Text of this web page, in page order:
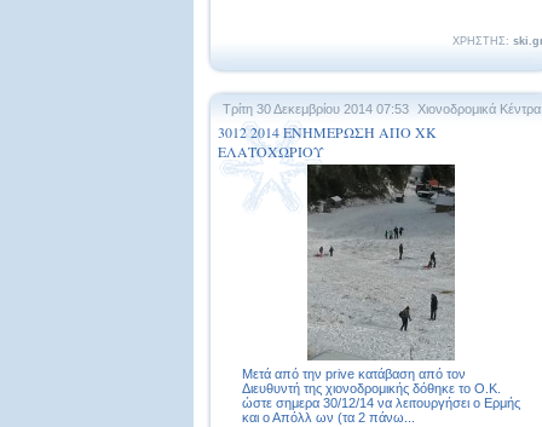
ΧΡΗΣΤΗΣ:
Τρίτη 30 Δεκεμβρίου 2014 07:53 Χιονοδρομικά Κέντρα
3012 2014 ΕΝΗΜΕΡΩΣΗ ΑΠΟ ΧΚ
ΕΛΑΤΟΧΩΡΙΟΥ
Μετά από την prive κατάβαση από τον
Διευθυντή της χιονοδρομικής δόθηκε το O.K.
ώστε σημερα 30/12/14 να λειτουργήσει ο Ερμής
και ο Απόλλ ων (τα 2 πάνω...